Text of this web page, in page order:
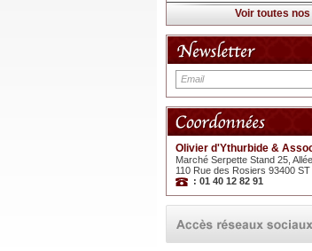
Voir toutes
Olivier d'Ythurbide &
Marché Serpette Stand 25,
110 Rue des Rosiers 93400
: 01 40 12 82 91